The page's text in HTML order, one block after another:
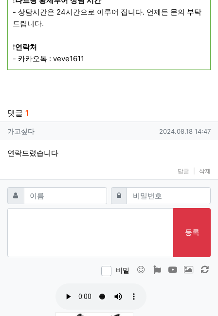
- 상담시간은 24시간으로 이루어 집니다. 언제든 문의 부탁
드립니다.
❗️연락처
- 카카오톡 : veve1611
댓글 1
가고싶다님의 댓글
가고싶다 작성일
2024.08.18 14:47
연락드렸습니다
답글 삭제
댓글쓰기
이름 필수 비밀번호필수
등록
비밀 이모티콘폰트어썸
동영상 이미지